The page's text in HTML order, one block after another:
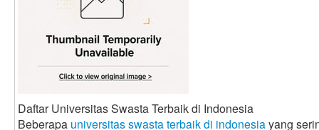
Daftar Universitas Swasta Terbaik di Indonesia
Beberapa universitas swasta terbaik di indonesiayang